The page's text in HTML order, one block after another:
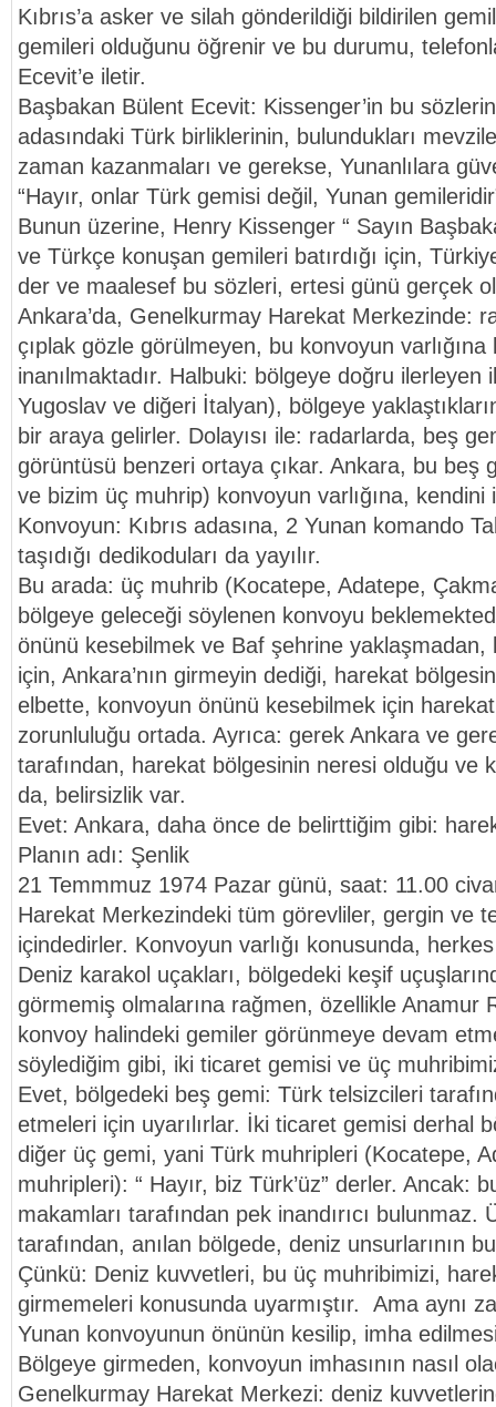
Kıbrıs’a asker ve silah gönderildiği bildirilen
gemileri olduğunu öğrenir ve bu durumu,
Ecevit’e iletir.
Başbakan Bülent Ecevit: Kissenger’in bu
adasındaki Türk birliklerinin, bulundukları
zaman kazanmaları ve gerekse, Yunanlılara
“Hayır, onlar Türk gemisi değil, Yunan
Bunun üzerine, Henry Kissenger “ Sayın
ve Türkçe konuşan gemileri batırdığı için,
der ve maalesef bu sözleri, ertesi günü gerçek
Ankara’da, Genelkurmay Harekat Merkezinde:
çıplak gözle görülmeyen, bu konvoyun
inanılmaktadır. Halbuki: bölgeye doğru
Yugoslav ve diğeri İtalyan), bölgeye
bir araya gelirler. Dolayısı ile: radarlarda, beş
görüntüsü benzeri ortaya çıkar. Ankara, bu beş
ve bizim üç muhrip) konvoyun varlığına, kendini
Konvoyun: Kıbrıs adasına, 2 Yunan komando
taşıdığı dedikoduları da yayılır.
Bu arada: üç muhrib (Kocatepe, Adatepe,
bölgeye geleceği söylenen konvoyu
önünü kesebilmek ve Baf şehrine yaklaşmadan,
için, Ankara’nın girmeyin dediği, harekat
elbette, konvoyun önünü kesebilmek için
zorunluluğu ortada. Ayrıca: gerek Ankara ve
tarafından, harekat bölgesinin neresi olduğu ve
da, belirsizlik var.
Evet: Ankara, daha önce de belirttiğim gibi:
Planın adı: Şenlik
21 Temmmuz 1974 Pazar günü, saat: 11.00
Harekat Merkezindeki tüm görevliler, gergin ve
içindedirler. Konvoyun varlığı konusunda, herkes
Deniz karakol uçakları, bölgedeki keşif
görmemiş olmalarına rağmen, özellikle Anamur
konvoy halindeki gemiler görünmeye devam
söylediğim gibi, iki ticaret gemisi ve üç
Evet, bölgedeki beş gemi: Türk telsizcileri
etmeleri için uyarılırlar. İki ticaret gemisi derhal
diğer üç gemi, yani Türk muhripleri (Kocatepe,
muhripleri): “ Hayır, biz Türk’üz” derler. Ancak:
makamları tarafından pek inandırıcı
tarafından, anılan bölgede, deniz unsurlarının
Çünkü: Deniz kuvvetleri, bu üç muhribimizi,
girmemeleri konusunda uyarmıştır. Ama aynı
Yunan konvoyunun önünün kesilip, imha
Bölgeye girmeden, konvoyun imhasının nasıl
Genelkurmay Harekat Merkezi: deniz